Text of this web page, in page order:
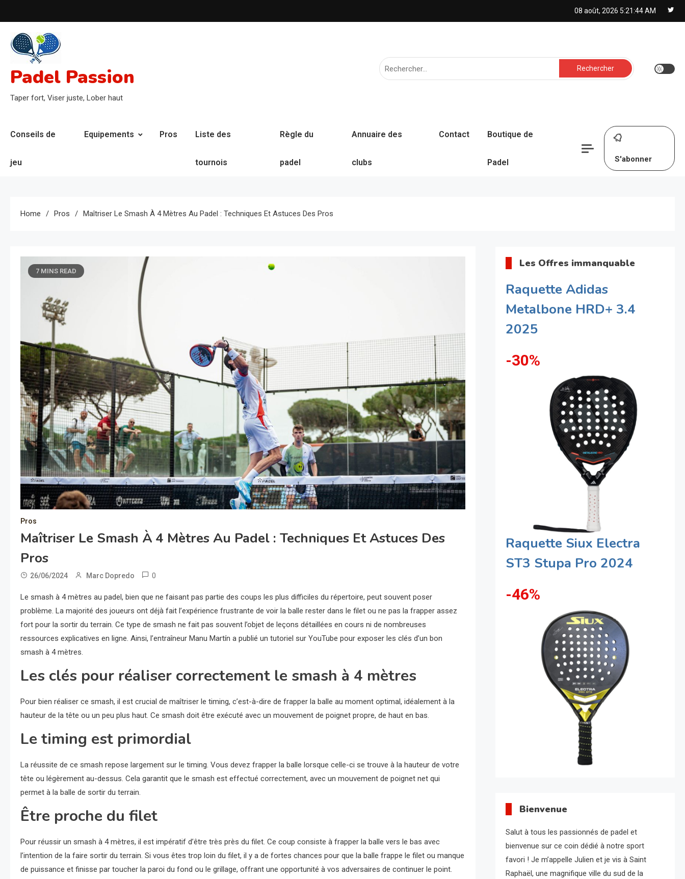
to
content
08 août, 2026 5:21:45 AM
Padel Passion
Taper fort, Viser juste, Lober haut
Rechercher :
Conseils de
jeu
Equipements Pros Liste des
tournois
Règle du
padel
Annuaire des
clubs
Contact Boutique de
Padel S'abonner
Home Pros Maîtriser Le Smash À 4 Mètres Au Padel : Techniques Et Astuces Des Pros
7 MINS READ
Pros
Maîtriser Le Smash À 4 Mètres Au Padel : Techniques Et Astuces Des
Pros
26/06/2024 Marc Dopredo 0
Le smash à 4 mètres au padel, bien que ne faisant pas partie des coups les plus difficiles du répertoire, peut souvent poser
problème. La majorité des joueurs ont déjà fait l’expérience frustrante de voir la balle rester dans le filet ou ne pas la frapper assez
fort pour la sortir du terrain. Ce type de smash ne fait pas souvent l’objet de leçons détaillées en cours ni de nombreuses
ressources explicatives en ligne. Ainsi, l’entraîneur Manu Martín a publié un tutoriel sur YouTube pour exposer les clés d’un bon
smash à 4 mètres.
Les clés pour réaliser correctement le smash à 4 mètres
Pour bien réaliser ce smash, il est crucial de maîtriser le timing, c’est-à-dire de frapper la balle au moment optimal, idéalement à la
hauteur de la tête ou un peu plus haut. Ce smash doit être exécuté avec un mouvement de poignet propre, de haut en bas.
Le timing est primordial
La réussite de ce smash repose largement sur le timing. Vous devez frapper la balle lorsque celle-ci se trouve à la hauteur de votre
tête ou légèrement au-dessus. Cela garantit que le smash est effectué correctement, avec un mouvement de poignet net qui
permet à la balle de sortir du terrain.
Être proche du filet
Pour réussir un smash à 4 mètres, il est impératif d’être très près du filet. Ce coup consiste à frapper la balle vers le bas avec
l’intention de la faire sortir du terrain. Si vous êtes trop loin du filet, il y a de fortes chances pour que la balle frappe le filet ou manque
de puissance et finisse par toucher la paroi du fond ou le grillage, offrant une opportunité à vos adversaires de continuer le point.
Les Offres immanquable
Raquette Adidas
Metalbone HRD+ 3.4
2025
-30%
Raquette Siux Electra
ST3 Stupa Pro 2024
-46%
Bienvenue
Salut à tous les passionnés de padel et
bienvenue sur ce coin dédié à notre sport
favori ! Je m’appelle Julien et je vis à Saint
Raphaël, une magnifique ville du sud de la